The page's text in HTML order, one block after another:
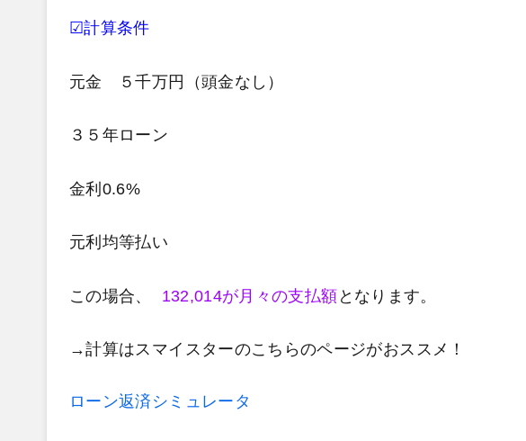
☑計算条件
元金 ５千万円（頭金なし）
３５年ローン
金利0.6%
元利均等払い
この場合、 132,014が月々の支払額 となります。
→計算はスマイスターのこちらのページがおススメ！
ローン返済シミュレータ